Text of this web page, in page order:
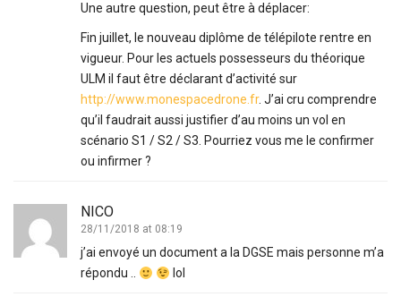
Une autre question, peut être à déplacer:
Fin juillet, le nouveau diplôme de télépilote rentre en
vigueur. Pour les actuels possesseurs du théorique
ULM il faut être déclarant d’activité sur
http://www.monespacedrone.fr. J’ai cru comprendre
qu’il faudrait aussi justifier d’au moins un vol en
scénario S1 / S2 / S3. Pourriez vous me le confirmer
ou infirmer ?
NICO
28/11/2018 at 08:19
j’ai envoyé un document a la DGSE mais personne m’a
répondu ..
lol